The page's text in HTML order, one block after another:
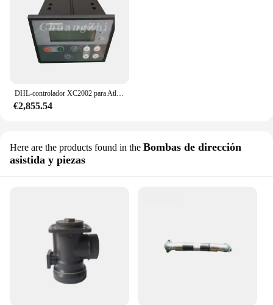
DHL-controlador XC2002 para Atlas Copco, compresor portátil 1604951600, 1604951601, 1604, 9516, 00, 1604, 9516
€2,855.54
Here are the products found in the Bombas de dirección
asistida y piezas